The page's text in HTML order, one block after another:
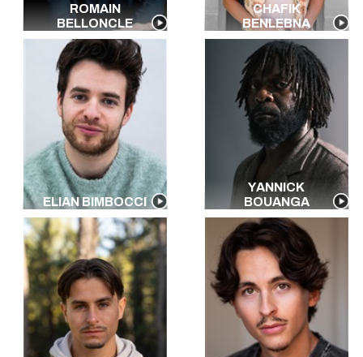
ROMAIN
BELLONCLE
CHAFIK
BENLEBNA
ELIAN BIMBOCCI
YANNICK
BOUANGA